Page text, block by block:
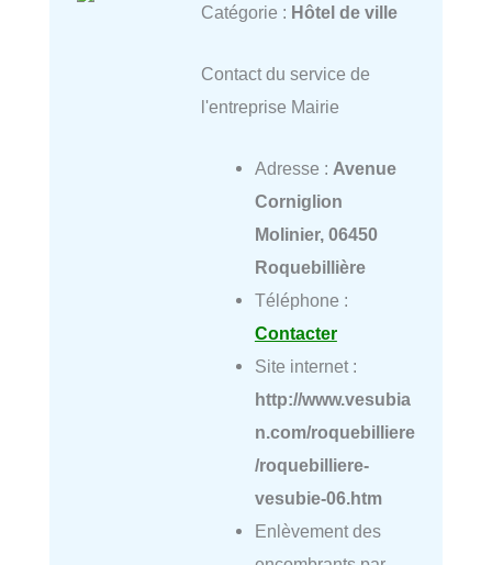
Catégorie : Hôtel de ville
Contact du service de
l'entreprise Mairie
Adresse : Avenue
Corniglion
Molinier, 06450
Roquebillière
Téléphone :
Contacter
Site internet :
http://www.vesubia
n.com/roquebilliere
/roquebilliere-
vesubie-06.htm
Enlèvement des